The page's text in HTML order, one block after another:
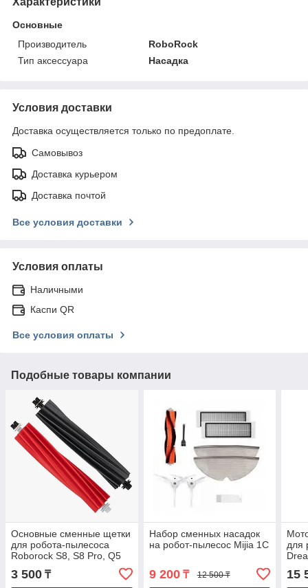
Основные
Производитель
RoboRock
Тип аксессуара
Насадка
Условия доставки
Доставка осуществляется только по предоплате.
Самовывоз
Доставка курьером
Доставка почтой
Все условия доставки
Условия оплаты
Наличными
Каспи QR
Все условия оплаты
Подобные товары компании
Основные сменные щетки
для робота-пылесоса
Roborock S8, S8 Pro, Q5
Pro, Q8 Max
3 500 ₸
Набор сменных насадок
на робот-пылесос Mijia 1C
9 200₸ 12 500 ₸
для
15